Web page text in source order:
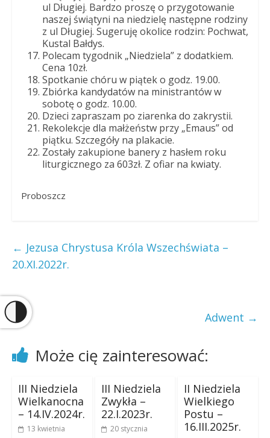
ul Długiej. Bardzo proszę o przygotowanie
naszej świątyni na niedzielę następne rodziny
z ul Długiej. Sugeruję okolice rodzin: Pochwat,
Kustal Bałdys.
Polecam tygodnik „Niedziela” z dodatkiem.
Cena 10zł.
Spotkanie chóru w piątek o godz. 19.00.
Zbiórka kandydatów na ministrantów w
sobotę o godz. 10.00.
Dzieci zapraszam po ziarenka do zakrystii.
Rekolekcje dla małżeństw przy „Emaus” od
piątku. Szczegóły na plakacie.
Zostały zakupione banery z hasłem roku
liturgicznego za 603zł. Z ofiar na kwiaty.
Proboszcz
← Jezusa Chrystusa Króla Wszechświata –
20.XI.2022r.
Adwent →
Może cię zainteresować:
III Niedziela
Wielkanocna
– 14.IV.2024r.
13 kwietnia
III Niedziela
Zwykła –
22.I.2023r.
20 stycznia
II Niedziela
Wielkiego
Postu –
16.III.2025r.